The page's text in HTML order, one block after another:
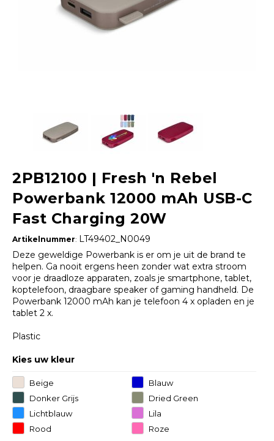
2PB12100 | Fresh 'n Rebel
Powerbank 12000 mAh USB-C
Fast Charging 20W
Artikelnummer: LT49402_N0049
Deze geweldige Powerbank is er om je uit de brand te
helpen. Ga nooit ergens heen zonder wat extra stroom
voor je draadloze apparaten, zoals je smartphone, tablet,
koptelefoon, draagbare speaker of gaming handheld. De
Powerbank 12000 mAh kan je telefoon 4 x opladen en je
tablet 2 x.
Plastic
Kies uw kleur
Beige
Blauw
Donker Grijs
Dried Green
Lichtblauw
Lila
Rood
Roze